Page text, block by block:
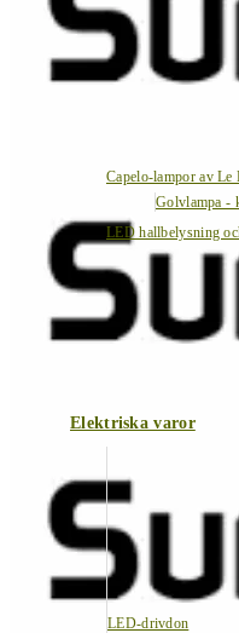
Capelo-lampor av
Golvlampa -
LED hallbelysning
Elektriska varor
LED-drivdon